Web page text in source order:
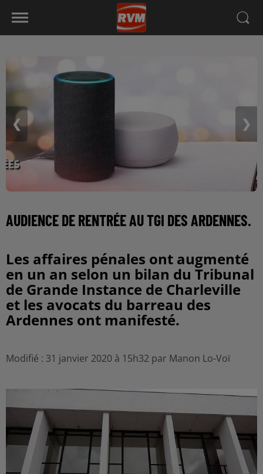
❮ ❯
AUDIENCE DE RENTRÉE AU TGI DES ARDENNES.
Les affaires pénales ont augmenté
en un an selon un bilan du Tribunal
de Grande Instance de Charleville
et les avocats du barreau des
Ardennes ont manifesté.
Modifié : 31 janvier 2020 à 15h32 par Manon Lo-Voï